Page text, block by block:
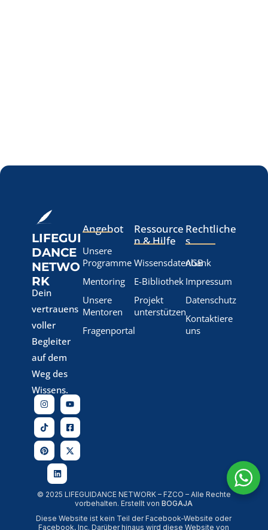
LIFEGUI
DANCE
NETWO
RK
Dein
vertrauens
voller
Begleiter
auf dem
Weg des
Wissens.
Angebot
Unsere
Programme
Mentoring
Unsere
Mentoren
Fragenportal
Ressource
n & Hilfe
Wissensdatenbank
E-Bibliothek
Projekt
unterstützen
Rechtliche
s
AGB
Impressum
Datenschutz
Kontaktiere
uns
© 2025 LIFEGUIDANCE NETWORK – FZCO – Alle Rechte
vorbehalten. Erstellt vonBOGAJA
Diese Website ist kein Teil der Facebook-Website oder
Facebook, Inc. Darüber hinaus wird diese Website von